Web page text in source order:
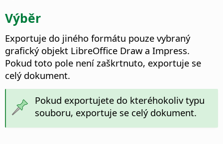
Výběr
Exportuje do jiného formátu pouze vybraný
grafický objekt LibreOffice Draw a Impress.
Pokud toto pole není zaškrtnuto, exportuje se
celý dokument.
Pokud exportujete do kteréhokoliv typu
souboru, exportuje se celý dokument.